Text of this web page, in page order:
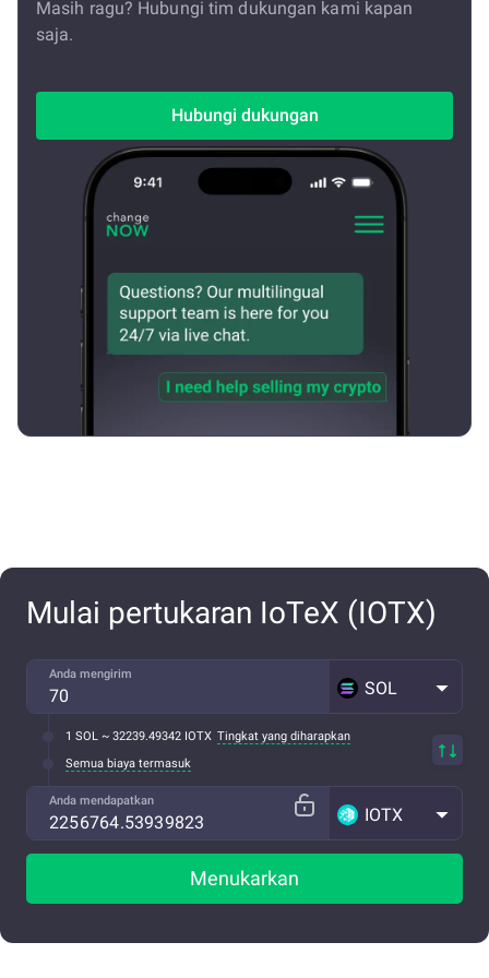
Masih ragu? Hubungi tim dukungan kami kapan
saja.
Hubungi dukungan
Mulai pertukaran IoTeX (IOTX)
Anda mengirim
SOL
1 SOL ~ 32239.49342 IOTX Tingkat yang diharapkan
Semua biaya termasuk
Anda mendapatkan
IOTX
Menukarkan